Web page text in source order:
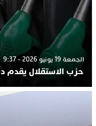
الجمعة 19 يونيو 2026 - 9:37
حزب الاستقلال يقدم